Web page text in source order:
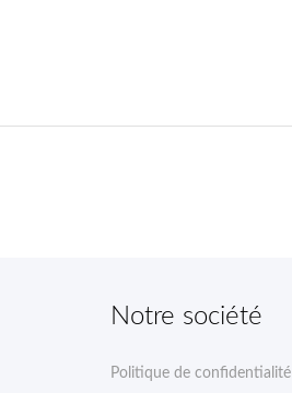
Notre société
Politique de confidentialité